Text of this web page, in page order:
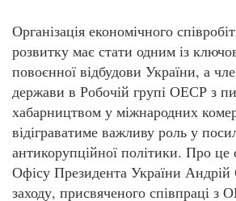
Організація економічного
розвитку має стати одним із
повоєнної відбудови України, а
держави в Робочій групі ОЕСР з
хабарництвом у міжнародних
відіграватиме важливу роль у
антикорупційної політики. Про це
Офісу Президента України Андрій
заходу, присвяченого співпраці з